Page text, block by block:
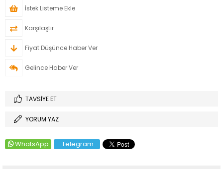
İstek Listeme Ekle
Karşılaştır
Fiyat Düşünce Haber Ver
Gelince Haber Ver
TAVSIYE ET
YORUM YAZ
WhatsApp Telegram